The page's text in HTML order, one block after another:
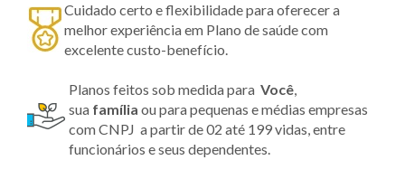
Cuidado certo e flexibilidade para oferecer a
melhor experiência em Plano de saúde com
excelente custo-benefício.
Planos feitos sob medida para Você,
sua família ou para pequenas e médias empresas
com CNPJ a partir de 02 até 199 vidas, entre
funcionários e seus dependentes.